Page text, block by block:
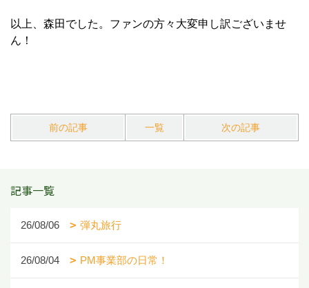
以上、森田でした。ファンの方々大変申し訳ございませ
ん！
前の記事 一覧 次の記事
記事一覧
26/08/06 弾丸旅行
26/08/04 PM事業部の日常！